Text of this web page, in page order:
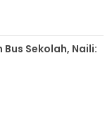
Sekolah, Naili: